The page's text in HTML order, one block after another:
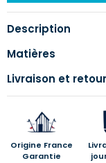
Description
Matières
Livraison et
Origine France
Garantie